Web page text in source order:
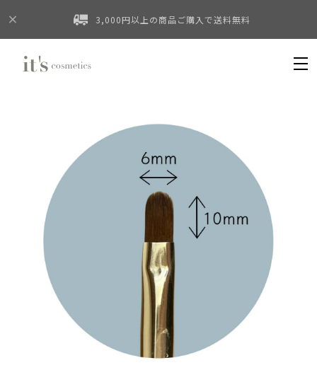
3,000円以上の商品ご購入で送料無料